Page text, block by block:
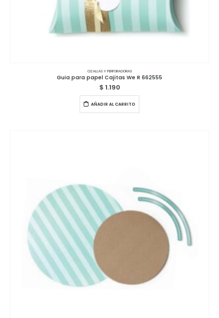
CIZALLAS Y PERFORADORAS
Guia para papel Cajitas We R 662555
$ 1.190
AÑADIR AL CARRITO